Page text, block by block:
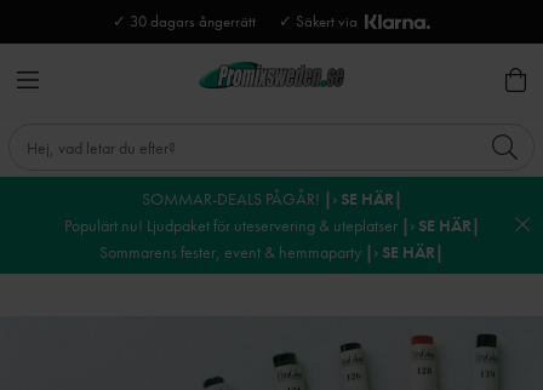
✓ 30 dagars ångerrätt ✓ Säkert via
SOMMAR-DEALS PÅGÅR! |› SE HÄR|
Populärt nu! Ljudpaket för uteservering & uteplatser |› SE HÄR|
Sommarens fester, event & hemmaparty |› SE HÄR|